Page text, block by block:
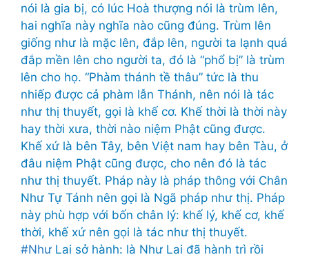
nói là gia bị, có lúc Hoà thượng nói là trùm lên,
hai nghĩa này nghĩa nào cũng đúng. Trùm lên
giống như là mặc lên, đắp lên, người ta lạnh quá
đắp mền lên cho người ta, đó là “phổ bị” là trùm
lên cho họ. “Phàm thánh tề thâu” tức là thu
nhiếp được cả phàm lẫn Thánh, nên nói là tác
như thị thuyết, gọi là khế cơ. Khế thời là thời này
hay thời xưa, thời nào niệm Phật cũng được.
Khế xứ là bên Tây, bên Việt nam hay bên Tàu, ở
đâu niệm Phật cũng được, cho nên đó là tác
như thị thuyết. Pháp này là pháp thông với Chân
Như Tự Tánh nên gọi là Ngã pháp như thị. Pháp
này phù hợp với bốn chân lý: khế lý, khế cơ, khế
thời, khế xứ nên gọi là tác như thị thuyết.
#Như Lai sở hành: là Như Lai đã hành trì rồi